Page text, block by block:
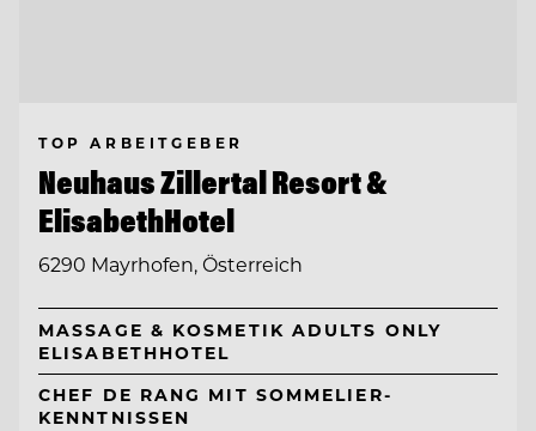
TOP ARBEITGEBER
Neuhaus Zillertal Resort &
ElisabethHotel
6290 Mayrhofen, Österreich
MASSAGE & KOSMETIK ADULTS ONLY
ELISABETHHOTEL
CHEF DE RANG MIT SOMMELIER-
KENNTNISSEN